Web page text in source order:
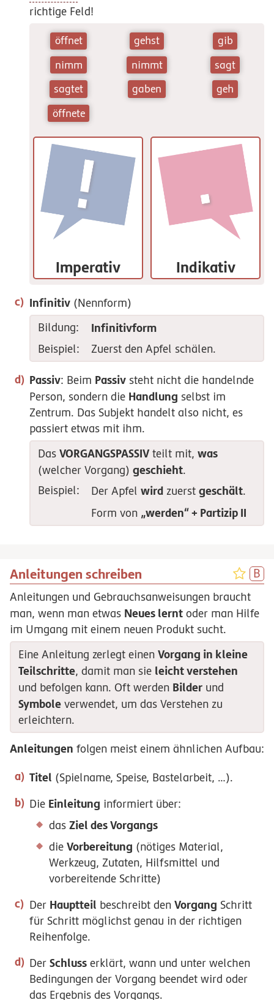
richtige Feld!
öffnet gehst
gib
nimm
nimmt
sagt
sagtet
gaben
geh
öffnete
Imperativ Indikativ
Infinitiv (Nennform)
Bildung:
Infinitivform
Beispiel: Zuerst den Apfel schälen.
Passiv: Beim Passiv steht nicht die handelnde
Person, sondern die Handlung selbst im
Zentrum. Das Subjekt handelt also nicht, es
passiert etwas mit ihm.
Das VORGANGSPASSIVteilt mit, was
(welcher Vorgang) geschieht.
Beispiel:
Der Apfel wirdzuerst geschält.
Form von „werden“ + Partizip II
Anleitungen schreiben
Anleitungen und Gebrauchsanweisungen braucht
man, wenn man etwas Neues lernt oder man Hilfe
im Umgang mit einem neuen Produkt sucht.
Eine Anleitung zerlegt einen Vorgang in kleine
Teilschritte, damit man sie leicht verstehen
und befolgen kann. Oft werden Bilderund
Symboleverwendet, um das Verstehen zu
erleichtern.
Anleitungen folgen meist einem ähnlichen Aufbau:
Titel (Spielname, Speise, Bastelarbeit, …).
Die Einleitung informiert über:
das Ziel des Vorgangs
die Vorbereitung (nötiges Material,
Werkzeug, Zutaten, Hilfsmittel und
vorbereitende Schritte)
Der Hauptteil beschreibt den Vorgang Schritt
für Schritt möglichst genau in der richtigen
Reihenfolge.
Der Schluss erklärt, wann und unter welchen
Bedingungen der Vorgang beendet wird oder
das Ergebnis des Vorgangs.